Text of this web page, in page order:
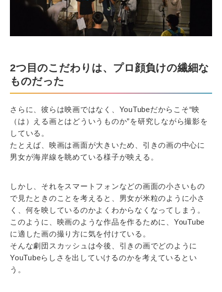
2つ目のこだわりは、プロ顔負けの繊細な
ものだった
さらに、彼らは映画ではなく、YouTubeだからこそ“映
（は）える画とはどういうものか”を研究しながら撮影を
している。
たとえば、映画は画面が大きいため、引きの画の中心に
男女が海岸線を眺めている様子が映える。
しかし、それをスマートフォンなどの画面の小さいもの
で見たときのことを考えると、男女が米粒のように小さ
く、何を映しているのかよくわからなくなってしまう。
このように、映画のような作品を作るために、YouTube
に適した画の撮り方に気を付けている。
そんな劇団スカッシュは今後、引きの画でどのように
YouTubeらしさを出していけるのかを考えているとい
う。